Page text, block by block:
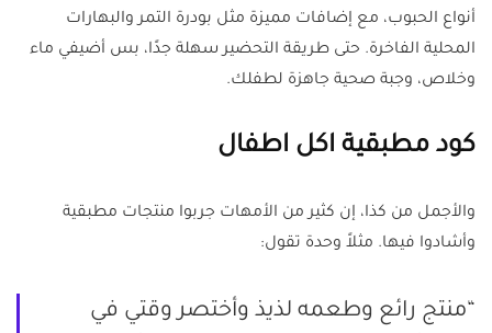
أنواع الحبوب، مع إضافات مميزة مثل بودرة التمر والبهارات
المحلية الفاخرة. حتى طريقة التحضير سهلة جدًا، بس أضيفي ماء
وخلاص، وجبة صحية جاهزة لطفلك.
كود مطبقية اكل اطفال
والأجمل من كذا، إن كثير من الأمهات جربوا منتجات مطبقية
وأشادوا فيها. مثلاً وحدة تقول:
“منتج رائع وطعمه لذيذ وأختصر وقتي في